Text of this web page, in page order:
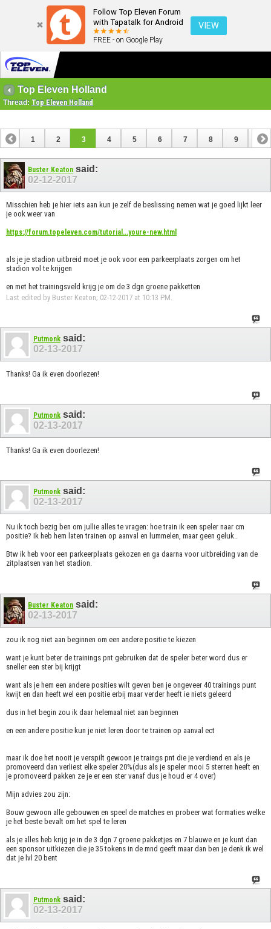
Follow Top Eleven Forum
with Tapatalk for Android
FREE - on Google Play
VIEW
Top Eleven Holland
Thread: Top Eleven Holland
1 2 3 4 5 6 7 8 9 10
13
Buster Keaton said:
02-12-2017
Misschien heb je hier iets aan kun je zelf de beslissing nemen wat je goed lijkt leer
je ook weer van
https://forum.topeleven.com/tutorial...youre-new.html
als je je stadion uitbreid moet je ook voor een parkeerplaats zorgen om het
stadion vol te krijgen
en met het trainingsveld krijg je om de 3 dgn groene pakketten
Last edited by Buster Keaton; 02-12-2017 at 10:13 PM
Putmonk said:
02-13-2017
Thanks! Ga ik even doorlezen!
Putmonk said:
02-13-2017
Thanks! Ga ik even doorlezen!
Putmonk said:
02-13-2017
Nu ik toch bezig ben om jullie alles te vragen: hoe train ik een speler naar cm
positie? Ik heb hem laten trainen op aanval en lummelen, maar geen geluk..
Btw ik heb voor een parkeerplaats gekozen en ga daarna voor uitbreiding van de
zitplaatsen van het stadion.
Buster Keaton said:
02-13-2017
zou ik nog niet aan beginnen om een andere positie te kiezen
want je kunt beter de trainings pnt gebruiken dat de speler beter word dus er
sneller een ster bij krijgt
want als je hem een andere posities wilt geven ben je ongeveer 40 trainings punt
kwijt en dan heeft wel een positie erbij maar verder heeft ie niets geleerd
dus in het begin zou ik daar helemaal niet aan beginnen
en een andere positie kun je niet leren door te trainen op aanval ect
maar ik doe het nooit je verspilt gewoon je traings pnt die je verdiend en als je
promoveerd dan verliest elke speler 20%(dus als je speler mooi 5 sterren heeft en
je promoveerd pakken ze je er een ster vanaf dus je houd er 4 over)
Mijn advies zou zijn:
Bouw gewoon alle gebouwen en speel de matches en probeer wat formaties welke
je het beste bevalt om het spel te leren
als je alles heb krijg je in de 3 dgn 7 groene pakketjes en 7 blauwe en je kunt dan
een sponsor uitkiezen die je 35 tokens in de mnd geeft maar dan ben je denk ik wel
dat je lvl 20 bent
Putmonk said:
02-13-2017